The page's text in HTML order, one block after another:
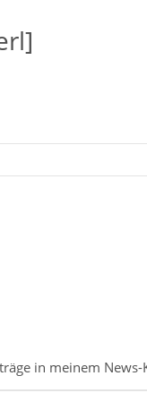
in meinem